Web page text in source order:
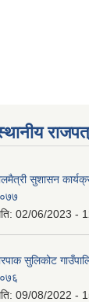
सुशासन
02/06/2023 -
सुलिकोट
09/08/2022 -